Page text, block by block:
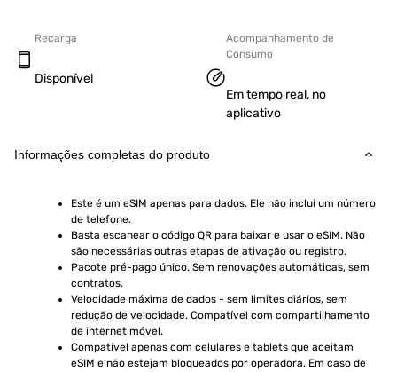
Recarga
Disponível
Acompanhamento de
Consumo
Em tempo real, no
aplicativo
Informações completas do produto
Este é um eSIM apenas para dados. Ele não inclui um número
de telefone.
Basta escanear o código QR para baixar e usar o eSIM. Não
são necessárias outras etapas de ativação ou registro.
Pacote pré-pago único. Sem renovações automáticas, sem
contratos.
Velocidade máxima de dados - sem limites diários, sem
redução de velocidade. Compatível com compartilhamento
de internet móvel.
Compatível apenas com celulares e tablets que aceitam
eSIM e não estejam bloqueados por operadora. Em caso de